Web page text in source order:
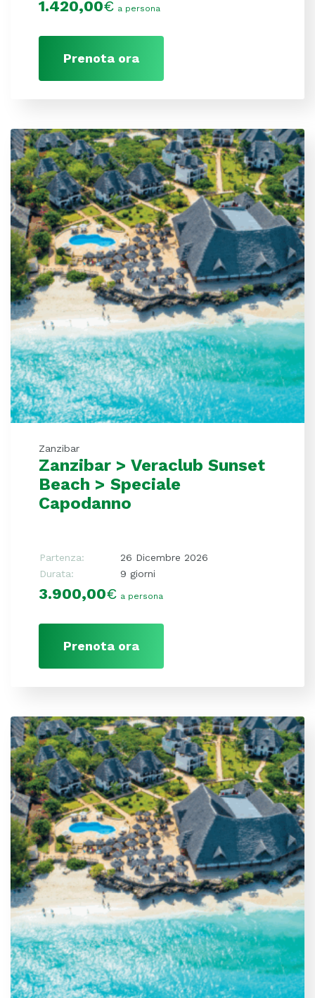
1.420,00€ a persona
Prenota ora
Zanzibar
Zanzibar > Veraclub Sunset
Beach > Speciale
Capodanno
Partenza:
26 Dicembre 2026
Durata:
9 giorni
3.900,00€ a persona
Prenota ora